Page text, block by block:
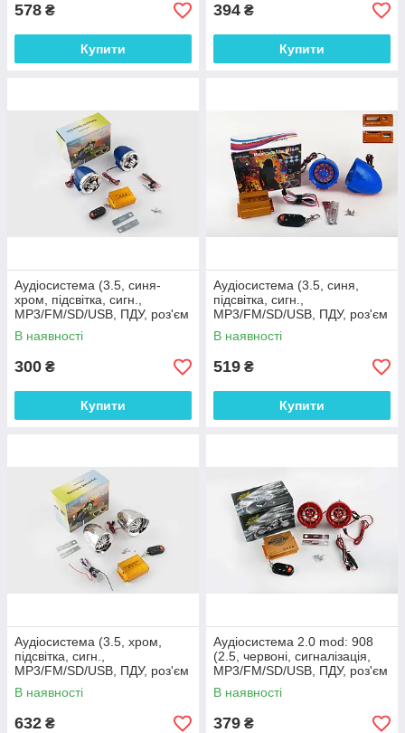
578 ₴
Купити
394 ₴
Купити
Аудіосистема (3.5, синя-
хром, підсвітка, сигн.,
МР3/FM/SD/USB, ПДУ, роз'єм
ППДУ 3K) BEST CHOICE
В наявності
300 ₴
Купити
Аудіосистема (3.5, синя,
підсвітка, сигн.,
МР3/FM/SD/USB, ПДУ, роз'єм
ППДУ 3K) BEST CHOICE
В наявності
519 ₴
Купити
Аудіосистема (3.5, хром,
підсвітка, сигн.,
МР3/FM/SD/USB, ПДУ, роз'єм
ППДУ 3K) BEST CHOICE
В наявності
632 ₴
Аудіосистема 2.0 mod: 908
(2.5, червоні, сигналізація,
МР3/FM/SD/USB, ПДУ, роз'єм
ППДУ 3K)
В наявності
379 ₴